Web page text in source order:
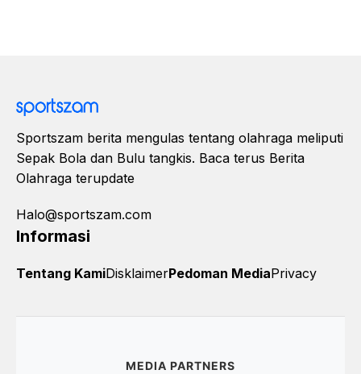
Sportszam berita mengulas tentang olahraga meliputi
Sepak Bola dan Bulu tangkis. Baca terus Berita
Olahraga terupdate
Halo@sportszam.com
Informasi
Tentang KamiDisklaimerPedoman MediaPrivacy
MEDIA PARTNERS